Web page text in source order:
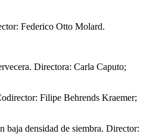
Federico Otto Molard.
Directora: Carla Caputo;
Filipe Behrends Kraemer;
baja densidad de siembra. Director: